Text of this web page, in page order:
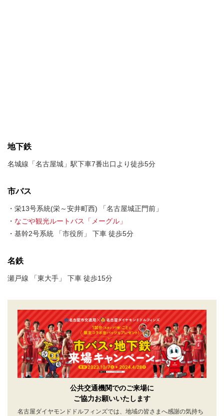
地下鉄
名城線「名古屋城」駅下車7番出口より徒歩5分
市バス
・栄13号系統(栄～安井町西) 「名古屋城正門前」
・ なごや観光ルートバス「メーグル」
・基幹2号系統 「市役所」 下車 徒歩5分
名鉄
瀬戸線 「東大手」 下車 徒歩15分
公共交通機関でのご来場に
ご協力お願いいたします
名古屋ダイヤモンドドルフィンズでは、地域の皆さまへ感謝の気持ち